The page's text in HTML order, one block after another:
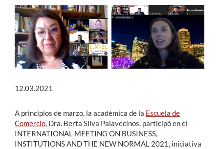
12.03.2021
A principios de marzo, la académica de la Escuela de
Comercio, Dra. Berta Silva Palavecinos, participó en el
INTERNATIONAL MEETING ON BUSINESS,
INSTITUTIONS AND THE NEW NORMAL 2021, iniciativa